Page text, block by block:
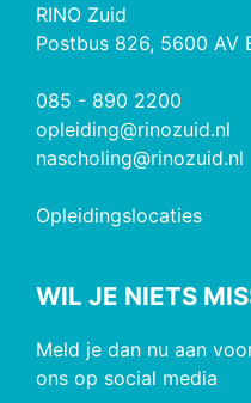
RINO Zuid
Postbus 826, 5600 AV
085 - 890 2200
opleiding@rinozuid.nl
nascholing@rinozuid.nl
Opleidingslocaties
WIL JE NIETS
Meld je dan nu aan
ons op social media